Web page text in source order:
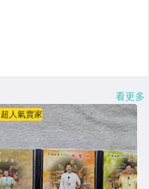
看更多
超人氣賣家